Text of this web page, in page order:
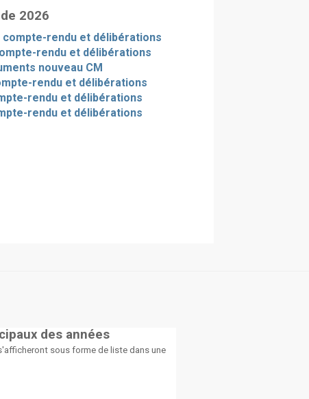
2026
rendu et délibérations
rendu et délibérations
nouveau CM
rendu et délibérations
rendu et délibérations
rendu et délibérations
des années
sous forme de liste dans une